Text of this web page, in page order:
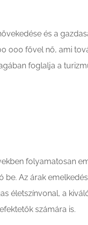
és a
000 fővel nő, ami
foglalja a
folyamatosan
be. Az árak
életszínvonal, a
számára is.